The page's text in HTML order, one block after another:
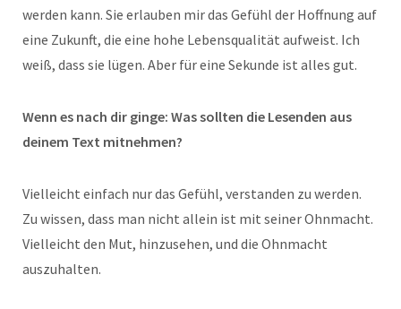
werden kann. Sie erlauben mir das Gefühl der Hoffnung auf
eine Zukunft, die eine hohe Lebensqualität aufweist. Ich
weiß, dass sie lügen. Aber für eine Sekunde ist alles gut.
Wenn es nach dir ginge: Was sollten die Lesenden aus
deinem Text mitnehmen?
Vielleicht einfach nur das Gefühl, verstanden zu werden.
Zu wissen, dass man nicht allein ist mit seiner Ohnmacht.
Vielleicht den Mut, hinzusehen, und die Ohnmacht
auszuhalten.